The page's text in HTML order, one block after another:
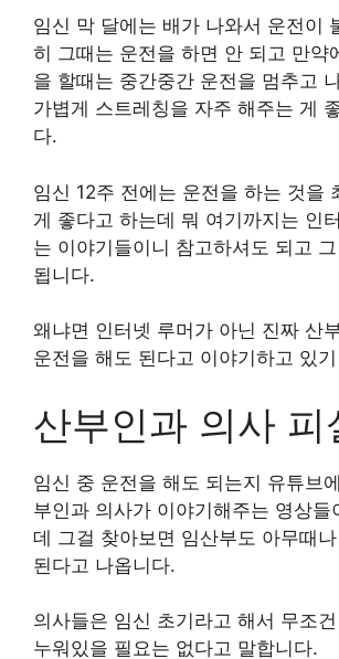
임신 막 달에는 배가 나와서 운전이
히 그때는 운전을 하면 안 되고 만약
을 할때는 중간중간 운전을 멈추고
가볍게 스트레칭을 자주 해주는 게
다.
임신 12주 전에는 운전을 하는 것을
게 좋다고 하는데 뭐 여기까지는 인
는 이야기들이니 참고하셔도 되고
됩니다.
왜냐면 인터넷 루머가 아닌 진짜 산
운전을 해도 된다고 이야기하고 있
산부인과 의사 피
임신 중 운전을 해도 되는지 유튜브
부인과 의사가 이야기해주는 영상들
데 그걸 찾아보면 임산부도 아무때
된다고 나옵니다.
의사들은 임신 초기라고 해서 무조
누워있을 필요는 없다고 말합니다.